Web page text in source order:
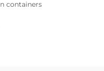
containers